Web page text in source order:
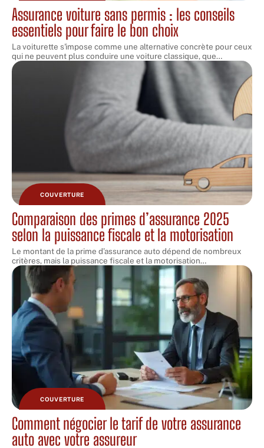
Assurance voiture sans permis : les conseils
essentiels pour faire le bon choix
La voiturette s'impose comme une alternative concrète pour ceux
qui ne peuvent plus conduire une voiture classique, que…
COUVERTURE
Comparaison des primes d’assurance 2025
selon la puissance fiscale et la motorisation
Le montant de la prime d’assurance auto dépend de nombreux
critères, mais la puissance fiscale et la motorisation…
COUVERTURE
Comment négocier le tarif de votre assurance
auto avec votre assureur